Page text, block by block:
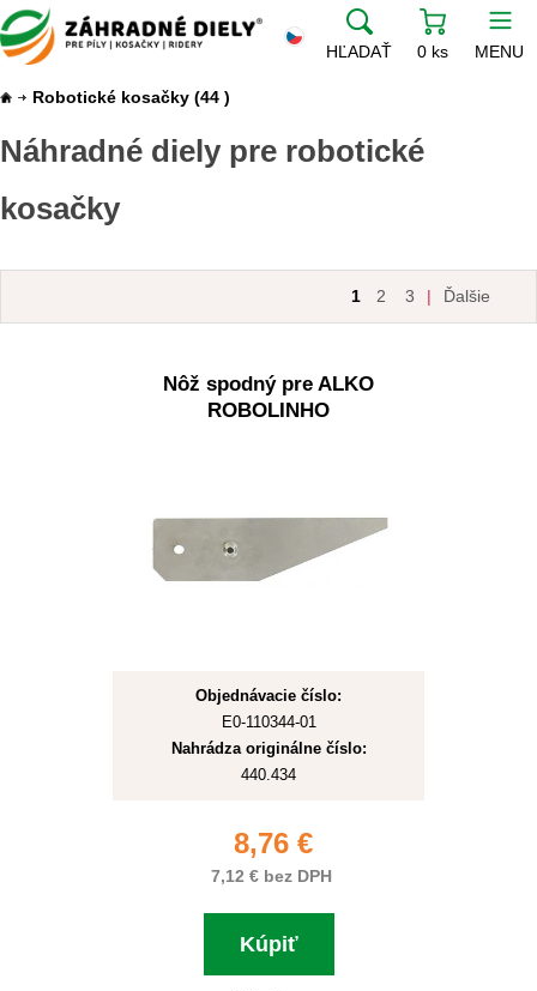
HĽADAŤ 0 ks MENU
Robotické kosačky (44 )
Náhradné diely pre robotické
kosačky
1 2 3 | Ďalšie
Nôž spodný pre ALKO
ROBOLINHO
Objednávacie číslo:
E0-110344-01
Nahrádza originálne číslo:
440.434
8,76 €
7,12 € bez DPH
Kúpiť